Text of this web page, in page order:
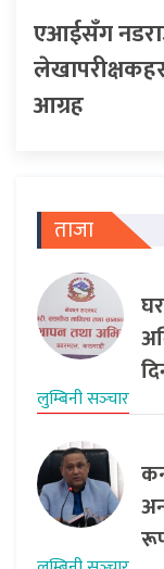
एआईसँग
आग्रह
ताजा
लुम्बिनी सञ्‍चार